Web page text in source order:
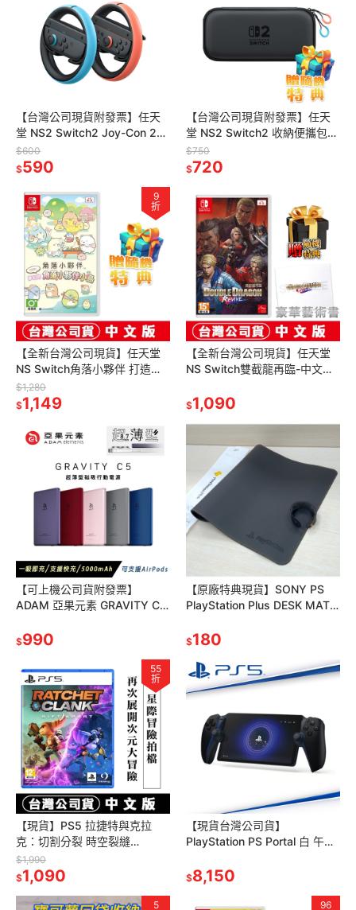
【台灣公司現貨附發票】任天
堂 NS2 Switch2 Joy-Con 2專
用 方向盤 2入
$600
$590
【台灣公司現貨附發票】任天
堂 NS2 Switch2 收納便攜包
附螢幕保護貼 ●加碼贈隨機特
典
$750
$720
9
折
【全新台灣公司現貨】任天堂
NS Switch角落小夥伴 打造
吧！夢幻的角落小夥伴小島 -中
文版 ●贈隨機特典
$1,280
$1,149
【全新台灣公司現貨】任天堂
NS Switch雙截龍再臨-中文版
典
$1,090
【可上機公司貨附發票】
ADAM 亞果元素 GRAVITY C5
有標示Wh 無線充電
$990
【原廠特典現貨】SONY PS
PlayStation Plus DESK MAT
$180
55
折
【現貨】PS5 拉捷特與克拉
克：切割分裂 時空裂縫
(Ratchet & Clank: Rift Apart)-
中文版
$1,990
$1,090
【現貨台灣公司貨】
PlayStation PS Portal 白 午夜
$8,150
5
96